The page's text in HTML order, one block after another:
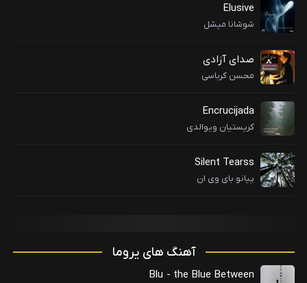
Elusive
شوشانا میشل
صدای آزادی
محسن کرباسی
Encrucijada
کریستیان ویوالدی
Silent Tearss
پیانو بای وی ان
آهنگ های یروما
Blu - the Blue Between